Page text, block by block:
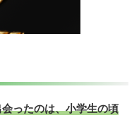
ったのは、小学生の頃